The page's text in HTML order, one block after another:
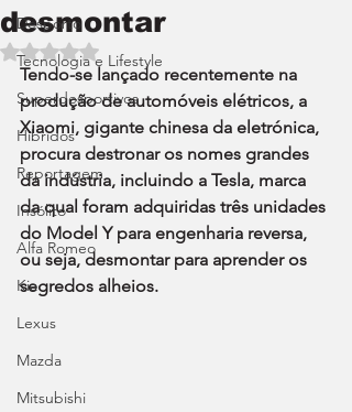
Desporto
Tecnologia e Lifestyle
Superdesportivos
Híbridos
Reportagem
Insólito
Alfa Romeo
Kia
Lexus
Mazda
Mitsubishi
desmontar
Avaliado com NaN de 5 estrelas.
Tendo-se lançado recentemente na
produção de automóveis elétricos, a
Xiaomi, gigante chinesa da eletrónica,
procura destronar os nomes grandes
da indústria, incluindo a Tesla, marca
da qual foram adquiridas três unidades
do Model Y para engenharia reversa,
ou seja, desmontar para aprender os
segredos alheios.